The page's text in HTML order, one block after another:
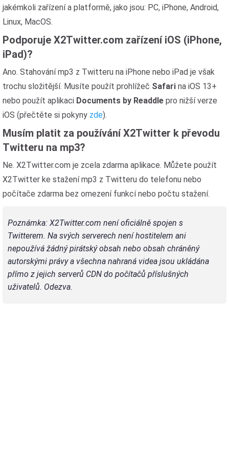
jakémkoli zařízení a platformě, jako jsou: PC, iPhone, Android,
Linux, MacOS.
Podporuje X2Twitter.com zařízení iOS (iPhone,
iPad)?
Ano. Stahování mp3 z Twitteru na iPhone nebo iPad je však
trochu složitější. Musíte použít prohlížeč Safari na iOS 13+
nebo použít aplikaci Documents by Readdle pro nižší verze
iOS (přečtěte si pokyny zde).
Musím platit za používání X2Twitter k převodu
Twitteru na mp3?
Ne. X2Twitter.com je zcela zdarma aplikace. Můžete použít
X2Twitter ke stažení mp3 z Twitteru do telefonu nebo
počítače zdarma bez omezení funkcí nebo počtu stažení.
Poznámka: X2Twitter.com není oficiálně spojen s
Twitterem. Na svých serverech není hostitelem ani
nepoužívá žádný pirátský obsah nebo obsah chráněný
autorskými právy a všechna nahraná videa jsou ukládána
přímo z jejich serverů CDN do počítačů příslušných
uživatelů. Odezva.